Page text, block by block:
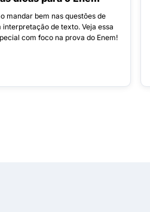
mandar bem nas questões de
interpretação de texto. Veja essa
com foco na prova do Enem!